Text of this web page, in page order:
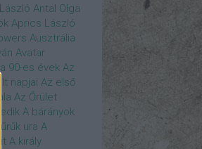
Antal Olga
Aprics László
Ausztrália
Avatar
90-es évek Az
napjai Az első
Az Őrület
A bárányok
ura A
A király